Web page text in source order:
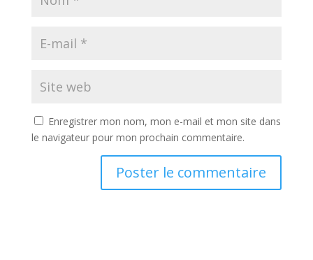
Enregistrer mon nom, mon e-mail et mon site dans
le navigateur pour mon prochain commentaire.